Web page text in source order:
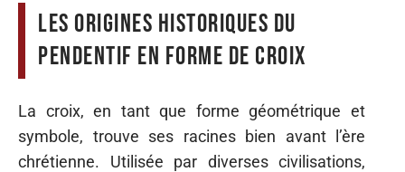
Les origines historiques du
pendentif en forme de croix
La croix, en tant que forme géométrique et
symbole, trouve ses racines bien avant l’ère
chrétienne. Utilisée par diverses civilisations,